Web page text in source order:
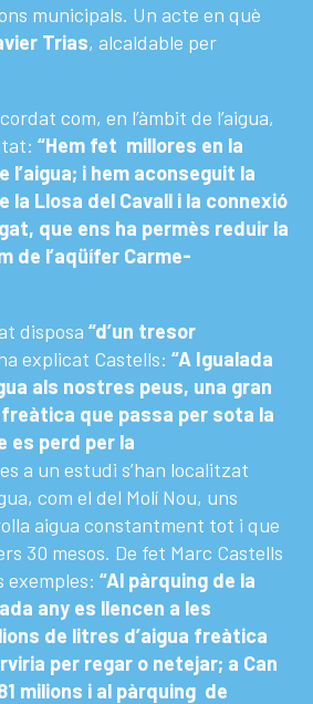
municipals. Un acte en què
Trias, alcaldable per
com, en l’àmbit de l’aigua,
“Hem fet millores en la
i hem aconseguit la
la Llosa del Cavall i la connexió
que ens ha permès reduir la
de l’aqüífer Carme-
disposa “d’un tresor
explicat Castells: “A Igualada
als nostres peus, una gran
que passa per sota la
es perd per la
a un estudi s’han localitzat
com el del Molí Nou, uns
aigua constantment tot i que
30 mesos. De fet Marc Castells
exemples: “Al pàrquing de la
any es llencen a les
de litres d’aigua freàtica
per regar o netejar; a Can
milions i al pàrquing de